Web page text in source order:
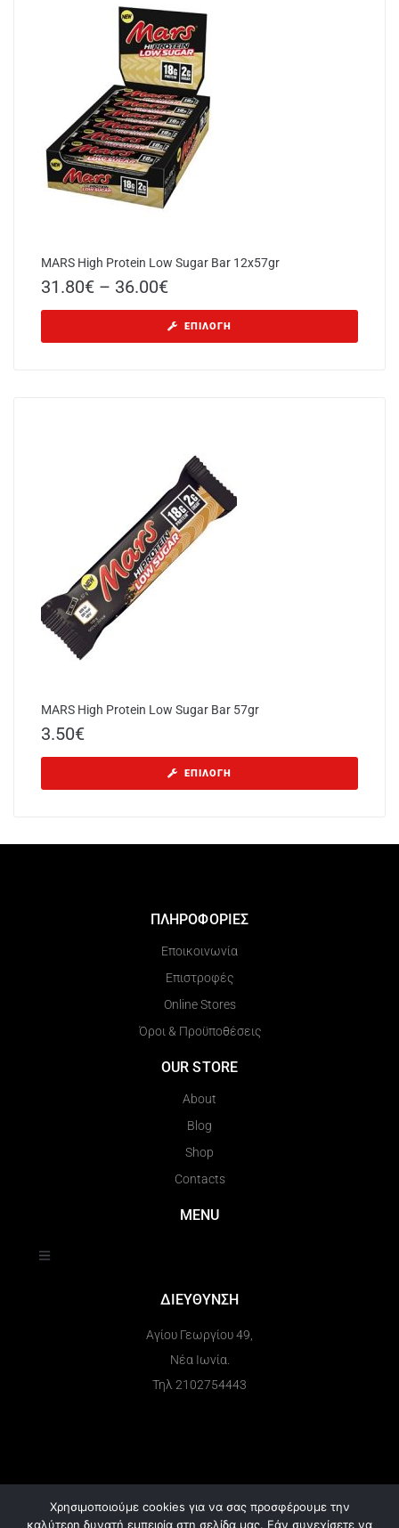
MARS High Protein Low Sugar Bar 12x57gr
31.80€ – 36.00€
ΕΠΙΛΟΓΉ
MARS High Protein Low Sugar Bar 57gr
3.50€
ΕΠΙΛΟΓΉ
ΠΛΗΡΟΦΟΡΙΕΣ
Εποικοινωνία
Επιστροφές
Online Stores
Όροι & Προϋποθέσεις
OUR STORE
About
Blog
Shop
Contacts
MENU
ΔΙΕΥΘΥΝΣΗ
Αγίου Γεωργίου 49,
Νέα Ιωνία.
Τηλ 2102754443
Χρησιμοποιούμε cookies για να σας προσφέρουμε την
καλύτερη δυνατή εμπειρία στη σελίδα μας. Εάν συνεχίσετε να